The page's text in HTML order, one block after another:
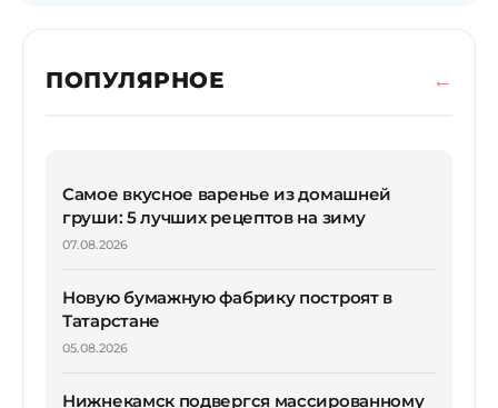
ПОПУЛЯРНОЕ
Самое вкусное варенье из домашней
груши: 5 лучших рецептов на зиму
07.08.2026
Новую бумажную фабрику построят в
Татарстане
05.08.2026
Нижнекамск подвергся массированному